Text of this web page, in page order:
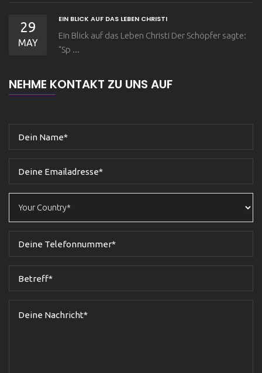
29
MAY
EIN BLICK AUF DAS LEBEN CHRISTI
Ein Blick auf das Leben Christi Der Schöpfer sagte:
“Sp ...
NEHME KONTAKT ZU UNS AUF